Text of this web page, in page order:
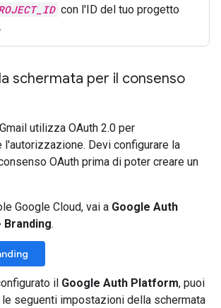
con l'ID del tuo progetto
schermata per il consenso
utilizza OAuth 2.0 per
l'autorizzazione. Devi configurare la
OAuth prima di poter creare un
Google Cloud, vai a Google Auth
Branding.
il Google Auth Platform, puoi
seguenti impostazioni della schermata